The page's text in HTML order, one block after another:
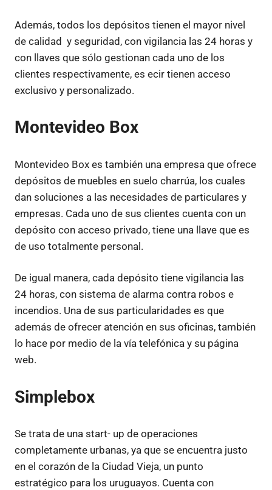
Además, todos los depósitos tienen el mayor nivel
de calidad y seguridad, con vigilancia las 24 horas y
con llaves que sólo gestionan cada uno de los
clientes respectivamente, es ecir tienen acceso
exclusivo y personalizado.
Montevideo Box
Montevideo Box es también una empresa que ofrece
depósitos de muebles en suelo charrúa, los cuales
dan soluciones a las necesidades de particulares y
empresas. Cada uno de sus clientes cuenta con un
depósito con acceso privado, tiene una llave que es
de uso totalmente personal.
De igual manera, cada depósito tiene vigilancia las
24 horas, con sistema de alarma contra robos e
incendios. Una de sus particularidades es que
además de ofrecer atención en sus oficinas, también
lo hace por medio de la vía telefónica y su página
web.
Simplebox
Se trata de una start- up de operaciones
completamente urbanas, ya que se encuentra justo
en el corazón de la Ciudad Vieja, un punto
estratégico para los uruguayos. Cuenta con